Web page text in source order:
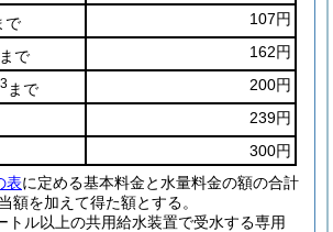
で 107円
まで 162円
3 まで 200円
239円
300円
表に定める基本料金と水量料金の額の合計
額を加えて得た額とする。
トル以上の共用給水装置で受水する専用